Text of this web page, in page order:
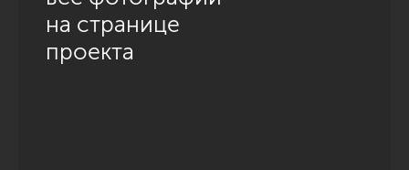
на странице
проекта